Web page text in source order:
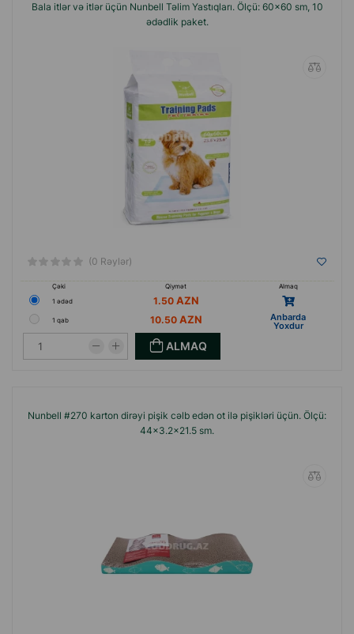
Bala itlər və itlər üçün Nunbell Təlim Yastıqları. Ölçü: 60x60 sm, 10
ədədlik paket.
(0 Rəylər)
Çəki Qiymət
Almaq
1 ədəd
1.50
1 qab 10.50 Anbarda
Yoxdur
ALMAQ
Nunbell #270 karton dirəyi pişik cəlb edən ot ilə pişikləri üçün. Ölçü:
44×3.2×21.5 sm.